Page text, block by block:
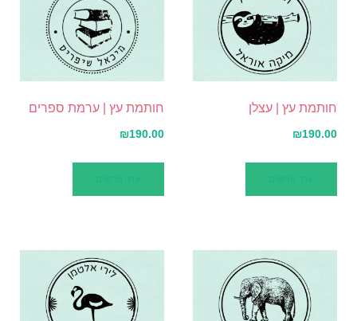
חותמת עץ | עצלן
₪190.00
עוד פרטים
חותמת עץ | ערמת ספרים
₪190.00
עוד פרטים